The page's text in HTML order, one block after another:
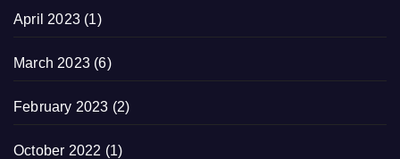
April 2023 (1)
March 2023 (6)
February 2023 (2)
October 2022 (1)